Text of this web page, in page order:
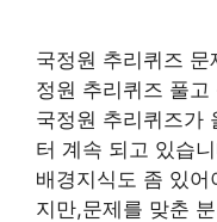
국정원 추리퀴즈
정원 추리퀴즈 풀
국정원 추리퀴즈가
터 계속 되고 있습
배경지식도 좀 있
지만,문제를 맞춘